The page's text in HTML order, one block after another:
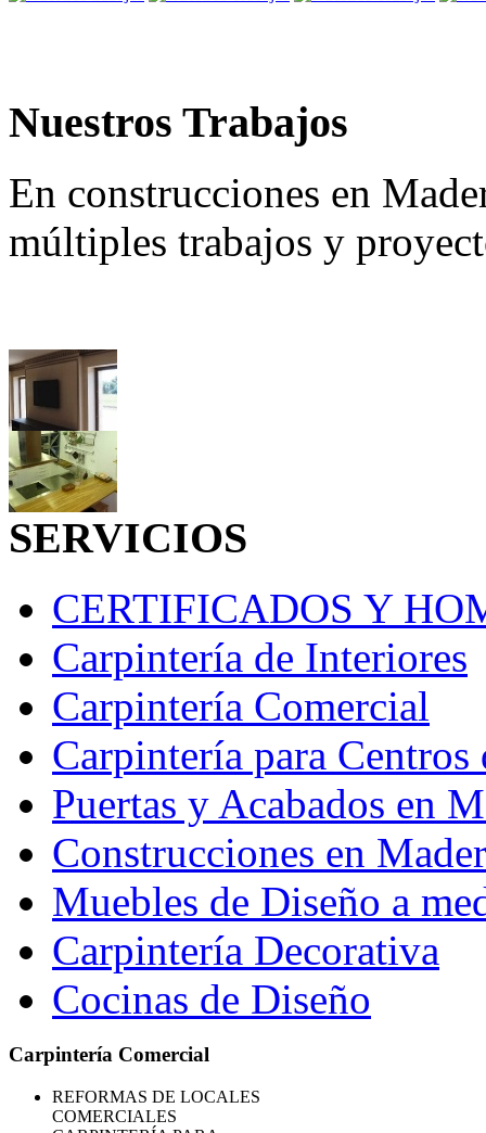
Nuestros Trabajos
En construcciones en
múltiples trabajos y
SERVICIOS
CERTIFICADOS Y
Carpintería de Interiores
Carpintería Comercial
Carpintería para
Puertas y Acabados en
Construcciones en
Muebles de Diseño a
Carpintería Decorativa
Cocinas de Diseño
Carpintería Comercial
REFORMAS DE LOCALES
COMERCIALES